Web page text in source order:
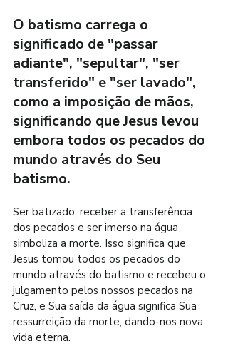
O batismo carrega o
significado de "passar
adiante", "sepultar", "ser
transferido" e "ser lavado",
como a imposição de mãos,
significando que Jesus levou
embora todos os pecados do
mundo através do Seu
batismo.
Ser batizado, receber a transferência
dos pecados e ser imerso na água
simboliza a morte. Isso significa que
Jesus tomou todos os pecados do
mundo através do batismo e recebeu o
julgamento pelos nossos pecados na
Cruz, e Sua saída da água significa Sua
ressurreição da morte, dando-nos nova
vida eterna.